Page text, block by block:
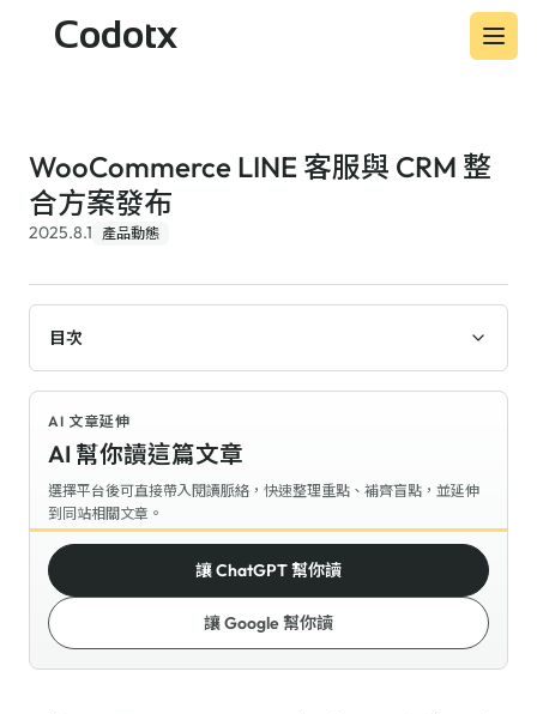
Codotx
WooCommerce LINE 客服與 CRM 整
合方案發布
2025.8.1 產品動態
目次
AI 文章延伸
AI 幫你讀這篇文章
選擇平台後可直接帶入閱讀脈絡，快速整理重點、補齊盲點，並延伸
到同站相關文章。
讓 ChatGPT 幫你讀
讓 Google 幫你讀